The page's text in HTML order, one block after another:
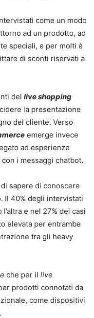
come un modo
ad un prodotto, ad
speciali, e per molti è
di sconti riservati a
del live shopping
la presentazione
del cliente. Verso
emerge invece
ad esperienze
i messaggi chatbot.
sapere di conoscere
Il 40% degli intervistati
e nel 27% dei casi
elevata per entrambe
tra gli heavy
che per il live
prodotti connotati da
come dispositivi